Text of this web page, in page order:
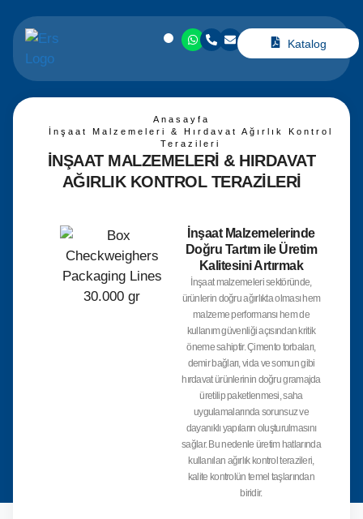
Katalog
Anasayfa
İnşaat Malzemeleri & Hırdavat Ağırlık Kontrol
Terazileri
İNŞAAT MALZEMELERI & HIRDAVAT
AĞIRLIK KONTROL TERAZILERI
İnşaat Malzemelerinde
Doğru Tartım ile Üretim
Kalitesini Artırmak
İnşaat malzemeleri sektöründe,
ürünlerin doğru ağırlıkta olması hem
malzeme performansı hem de
kullanım güvenliği açısından kritik
öneme sahiptir. Çimento torbaları,
demir bağları, vida ve somun gibi
hırdavat ürünlerinin doğru gramajda
üretilip paketlenmesi, saha
uygulamalarında sorunsuz ve
dayanıklı yapıların oluşturulmasını
sağlar. Bu nedenle üretim hatlarında
kullanılan ağırlık kontrol terazileri,
kalite kontrolün temel taşlarından
biridir.